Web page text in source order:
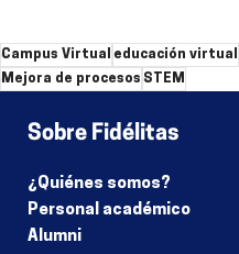
Campus Virtual educación virtual
Mejora de procesos STEM
Sobre Fidélitas
¿Quiénes somos?
Personal académico
Alumni